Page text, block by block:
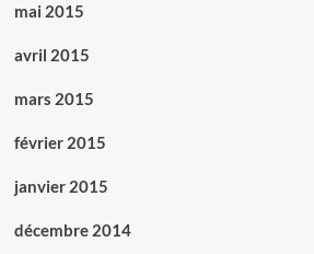
mai 2015
avril 2015
mars 2015
février 2015
janvier 2015
décembre 2014